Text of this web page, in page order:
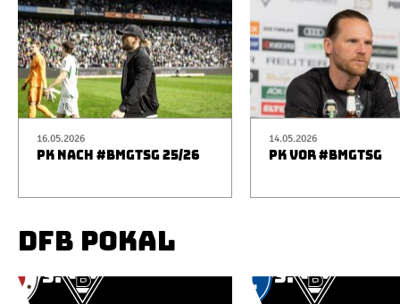
16.05.2026
PK NACH #BMGTSG 25/26
14.05.2026
PK VOR #BMGTSG
DFB POKAL